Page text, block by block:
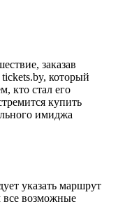
заказав
который
кто стал его
купить
имиджа
указать маршрут
все возможные